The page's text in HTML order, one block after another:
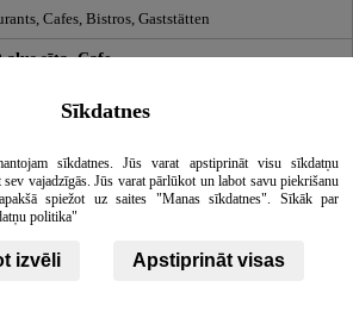
Cafes, Bistros, Gaststätten
sēta, Cafe
29289507
Cafe
Shoping, Ieriķu iela 3, Rīga, Latvija, LV-1084
Sīkdatnes
sīkdatnes. Jūs varat apstiprināt visu sīkdatņu
sev vajadzīgās. Jūs varat pārlūkot un labot savu piekrišanu
spiežot uz saites "Manas sīkdatnes". Sīkāk par
politika"
izvēli Apstiprināt visas